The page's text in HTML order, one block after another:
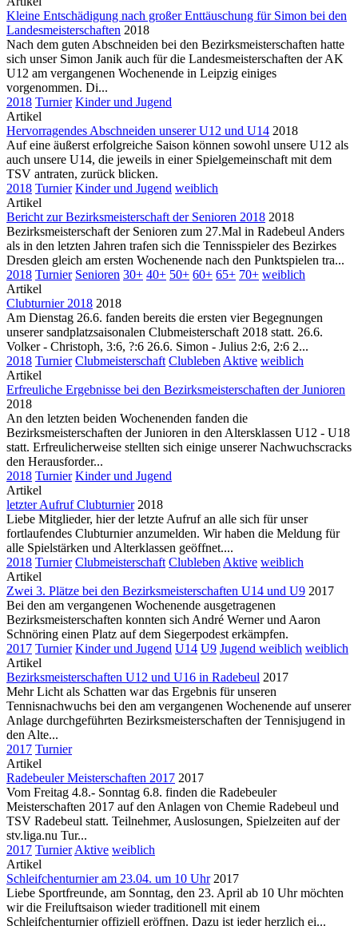
Kleine Entschädigung nach großer Enttäuschung für Simon bei den
Landesmeisterschaften 2018
Nach dem guten Abschneiden bei den Bezirksmeisterschaften hatte
sich unser Simon Janik auch für die Landesmeisterschaften der AK
U12 am vergangenen Wochenende in Leipzig einiges
vorgenommen. Di...
2018 Turnier Kinder und Jugend
Artikel
Hervorragendes Abschneiden unserer U12 und U14 2018
Auf eine äußerst erfolgreiche Saison können sowohl unsere U12 als
auch unsere U14, die jeweils in einer Spielgemeinschaft mit dem
TSV antraten, zurück blicken.
2018 Turnier Kinder und Jugend weiblich
Artikel
Bericht zur Bezirksmeisterschaft der Senioren 2018 2018
Bezirksmeisterschaft der Senioren zum 27.Mal in Radebeul Anders
als in den letzten Jahren trafen sich die Tennisspieler des Bezirkes
Dresden gleich am ersten Wochenende nach den Punktspielen tra...
2018 Turnier Senioren 30+ 40+ 50+ 60+ 65+ 70+ weiblich
Artikel
Clubturnier 2018 2018
Am Dienstag 26.6. fanden bereits die ersten vier Begegnungen
unserer sandplatzsaisonalen Clubmeisterschaft 2018 statt. 26.6.
Volker - Christoph, 3:6, ?:6 26.6. Simon - Julius 2:6, 2:6 2...
2018 Turnier Clubmeisterschaft Clubleben Aktive weiblich
Artikel
Erfreuliche Ergebnisse bei den Bezirksmeisterschaften der Junioren
2018
An den letzten beiden Wochenenden fanden die
Bezirksmeisterschaften der Junioren in den Altersklassen U12 - U18
statt. Erfreulicherweise stellten sich einige unserer Nachwuchscracks
den Herausforder...
2018 Turnier Kinder und Jugend
Artikel
letzter Aufruf Clubturnier 2018
Liebe Mitglieder, hier der letzte Aufruf an alle sich für unser
fortlaufendes Clubturnier anzumelden. Wir haben die Meldung für
alle Spielstärken und Alterklassen geöffnet....
2018 Turnier Clubmeisterschaft Clubleben Aktive weiblich
Artikel
Zwei 3. Plätze bei den Bezirksmeisterschaften U14 und U9 2017
Bei den am vergangenen Wochenende ausgetragenen
Bezirksmeisterschaften konnten sich André Werner und Aaron
Schnöring einen Platz auf dem Siegerpodest erkämpfen.
2017 Turnier Kinder und Jugend U14 U9 Jugend weiblich weiblich
Artikel
Bezirksmeisterschaften U12 und U16 in Radebeul 2017
Mehr Licht als Schatten war das Ergebnis für unseren
Tennisnachwuchs bei den am vergangenen Wochenende auf unserer
Anlage durchgeführten Bezirksmeisterschaften der Tennisjugend in
den Alte...
2017 Turnier
Artikel
Radebeuler Meisterschaften 2017 2017
Vom Freitag 4.8.- Sonntag 6.8. finden die Radebeuler
Meisterschaften 2017 auf den Anlagen von Chemie Radebeul und
TSV Radebeul statt. Teilnehmer, Auslosungen, Spielzeiten auf der
stv.liga.nu Tur...
2017 Turnier Aktive weiblich
Artikel
Schleifchenturnier am 23.04. um 10 Uhr 2017
Liebe Sportfreunde, am Sonntag, den 23. April ab 10 Uhr möchten
wir die Freiluftsaison wieder traditionell mit einem
Schleifchenturnier offiziell eröffnen. Dazu ist jeder herzlich ei...